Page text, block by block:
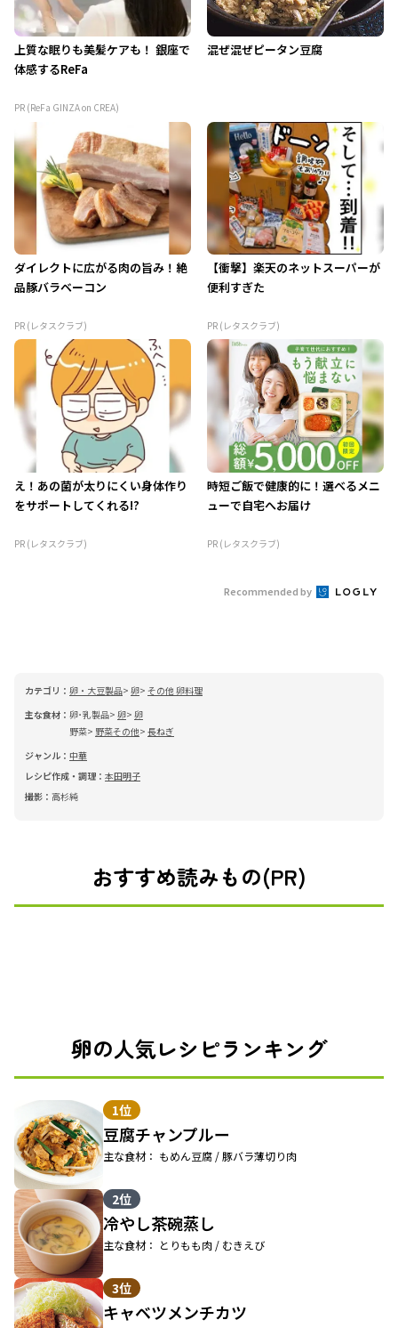
上質な眠りも美髪ケアも！ 銀座で
体感するReFa
PR (ReFa GINZA on CREA)
混ぜ混ぜピータン豆腐
ダイレクトに広がる肉の旨み！絶
品豚バラベーコン
PR (レタスクラブ)
【衝撃】楽天のネットスーパーが
便利すぎた
PR (レタスクラブ)
え！あの菌が太りにくい身体作り
をサポートしてくれる!?
PR (レタスクラブ)
時短ご飯で健康的に！選べるメニ
ューで自宅へお届け
PR (レタスクラブ)
Recommended by
カテゴリ： 卵・大豆製品 卵 その他 卵料理
主な食材： 卵･乳製品 卵 卵
野菜
野菜その他 長ねぎ
ジャンル： 中華
レシピ作成・調理： 本田明子
撮影： 高杉純
おすすめ読みもの(PR)
卵の人気レシピランキング
1位
豆腐チャンプルー
主な食材： もめん豆腐 / 豚バラ薄切り肉
2位
冷やし茶碗蒸し
主な食材： とりもも肉 / むきえび
3位
キャベツメンチカツ